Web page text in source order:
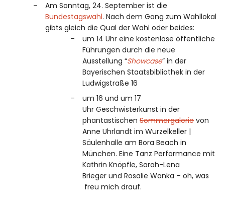
Am Sonntag, 24. September ist die
Bundestagswahl. Nach dem Gang zum Wahllokal
gibts gleich die Qual der Wahl oder beides:
um 14 Uhr eine kostenlose öffentliche
Führungen durch die neue
Ausstellung “Showcase” in der
Bayerischen Staatsbibliothek in der
Ludwigstraße 16
um 16 und um 17
Uhr Geschwisterkunst in der
phantastischenSommergalerievon
Anne Uhrlandt im Wurzelkeller |
Säulenhalle am Bora Beach in
München. Eine Tanz Performance mit
Kathrin Knöpfle, Sarah-Lena
Brieger und Rosalie Wanka – oh, was
freu mich drauf.